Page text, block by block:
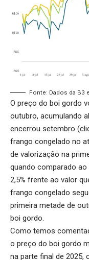
Fonte: Dados da B3
O preço do boi gordo
outubro, acumulando
encerrou setembro (
frango congelado no
de valorização na
quando comparado
2,5% frente ao valor
frango congelado
primeira metade de
boi gordo.
Como temos
o preço do boi gordo
na parte final de 2025,